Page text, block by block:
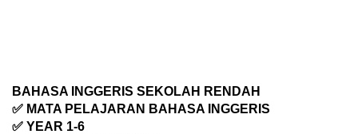
BAHASA INGGERIS SEKOLAH RENDAH
✅ MATA PELAJARAN BAHASA INGGERIS
✅ YEAR 1-6